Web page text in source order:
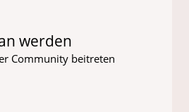
werden
Community beitreten